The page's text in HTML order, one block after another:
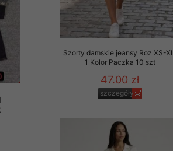
Szorty damskie jeansy Roz XS-XL,
1 Kolor Paczka 10 szt
47.00 zł
szczegóły